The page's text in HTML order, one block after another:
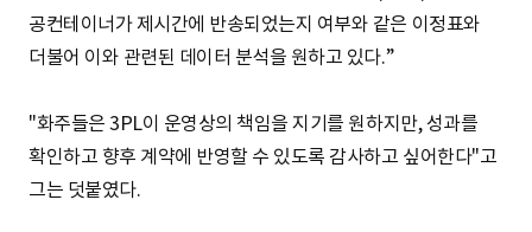
공컨테이너가 제시간에 반송되었는지 여부와 같은 이정표와
더불어 이와 관련된 데이터 분석을 원하고 있다.”
"화주들은 3PL이 운영상의 책임을 지기를 원하지만, 성과를
확인하고 향후 계약에 반영할 수 있도록 감사하고 싶어한다"고
그는 덧붙였다.